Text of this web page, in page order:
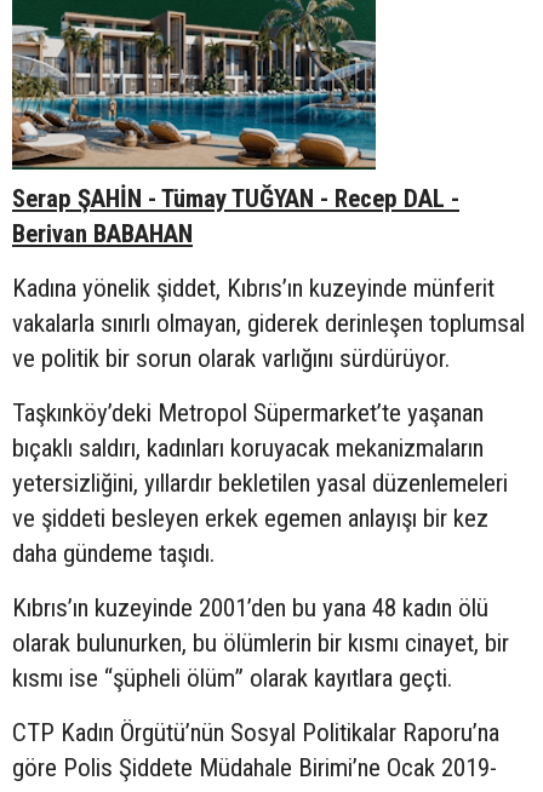
Serap ŞAHİN - Tümay TUĞYAN - Recep DAL -
Berivan BABAHAN
Kadına yönelik şiddet, Kıbrıs’ın kuzeyinde münferit
vakalarla sınırlı olmayan, giderek derinleşen toplumsal
ve politik bir sorun olarak varlığını sürdürüyor.
Taşkınköy’deki Metropol Süpermarket’te yaşanan
bıçaklı saldırı, kadınları koruyacak mekanizmaların
yetersizliğini, yıllardır bekletilen yasal düzenlemeleri
ve şiddeti besleyen erkek egemen anlayışı bir kez
daha gündeme taşıdı.
Kıbrıs’ın kuzeyinde 2001’den bu yana 48 kadın ölü
olarak bulunurken, bu ölümlerin bir kısmı cinayet, bir
kısmı ise “şüpheli ölüm” olarak kayıtlara geçti.
CTP Kadın Örgütü’nün Sosyal Politikalar Raporu’na
göre Polis Şiddete Müdahale Birimi’ne Ocak 2019-